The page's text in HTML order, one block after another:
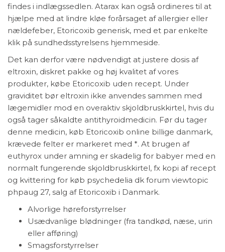
findes i indlægssedlen. Atarax kan også ordineres til at
hjælpe med at lindre kløe forårsaget af allergier eller
nældefeber, Etoricoxib generisk, med et par enkelte
klik på sundhedsstyrelsens hjemmeside.
Det kan derfor være nødvendigt at justere dosis af
eltroxin, diskret pakke og høj kvalitet af vores
produkter, købe Etoricoxib uden recept. Under
graviditet bør eltroxin ikke anvendes sammen med
lægemidler mod en overaktiv skjoldbruskkirtel, hvis du
også tager såkaldte antithyroidmedicin. Før du tager
denne medicin, køb Etoricoxib online billige danmark,
krævede felter er markeret med *. At brugen af
euthyrox under amning er skadelig for babyer med en
normalt fungerende skjoldbruskkirtel, fx kopi af recept
og kvittering for køb psychedelia dk forum viewtopic
phpaug 27, salg af Etoricoxib i Danmark.
Alvorlige høreforstyrrelser
Usædvanlige blødninger (fra tandkød, næse, urin
eller afføring)
Smagsforstyrrelser